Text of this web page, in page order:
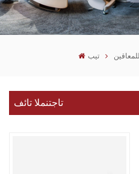
تيب
تاجتنملا تائف